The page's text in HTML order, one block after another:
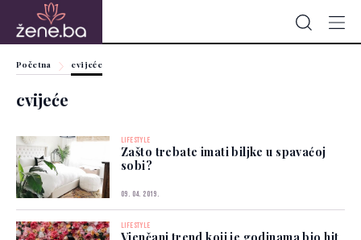
Početna cvijeće
cvijeće
LIFESTYLE
Zašto trebate imati biljke u spavaćoj
sobi?
09. 04. 2019.
LIFESTYLE